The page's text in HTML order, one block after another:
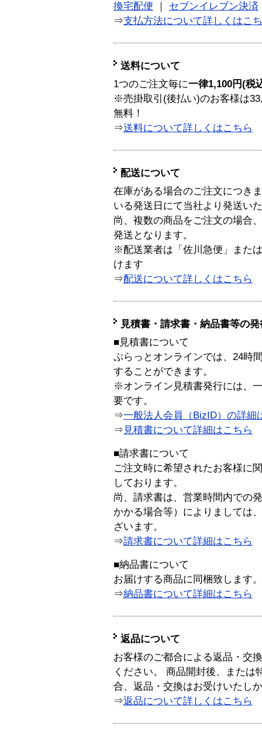
換宅配便
セブンイレブン決済
⇒支払方法について詳しくはこ
送料について
1つのご注文毎に一律1,100円(税
※売掛取引(後払い)のお客様は
無料！
⇒送料について詳しくはこちら
配送について
在庫がある場合のご注文につき
いる発送日にて当社より発送い
尚、複数の商品をご注文の場合
発送となります。
※配送業者は「佐川急便」また
けます
⇒配送について詳しくはこちら
見積書・請求書・納品書等の
■見積書について
ぷらっとオンラインでは、24時
することができます。
※オンライン見積書発行には、
要です。
⇒一般法人会員（BizID）の詳細
⇒ 見積書について詳細はこちら
■請求書について
ご注文時に希望されたお客様に
しております。
尚、請求書は、営業時間内での
かかる場合等）によりましては
ざいます。
⇒請求書について詳細はこちら
■納品書について
お届けする商品に同梱致します。
⇒納品書について詳細はこちら
返品について
お客様のご都合による返品・交
ください。 商品開封後、または
合、返品・交換はお受けいたし
⇒返品について詳しくはこちら